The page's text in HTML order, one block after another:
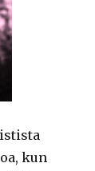
kun